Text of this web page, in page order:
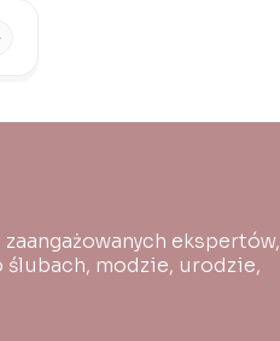
ekspertów,
ślubach, modzie, urodzie,